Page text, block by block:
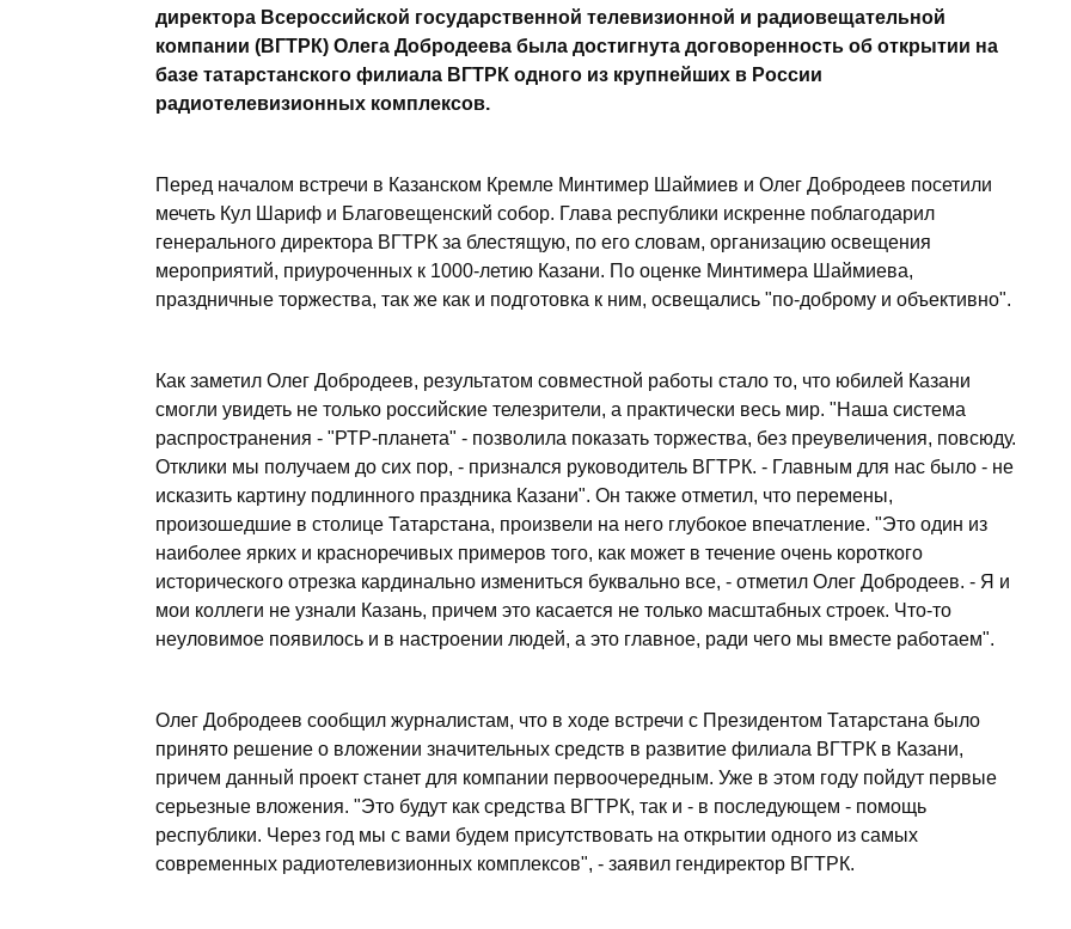
директора Всероссийской государственной телевизионной и радиовещательной
компании (ВГТРК) Олега Добродеева была достигнута договоренность об открытии на
базе татарстанского филиала ВГТРК одного из крупнейших в России
радиотелевизионных комплексов.
Перед началом встречи в Казанском Кремле Минтимер Шаймиев и Олег Добродеев посетили
мечеть Кул Шариф и Благовещенский собор. Глава республики искренне поблагодарил
генерального директора ВГТРК за блестящую, по его словам, организацию освещения
мероприятий, приуроченных к 1000-летию Казани. По оценке Минтимера Шаймиева,
праздничные торжества, так же как и подготовка к ним, освещались "по-доброму и объективно".
Как заметил Олег Добродеев, результатом совместной работы стало то, что юбилей Казани
смогли увидеть не только российские телезрители, а практически весь мир. "Наша система
распространения - "РТР-планета" - позволила показать торжества, без преувеличения, повсюду.
Отклики мы получаем до сих пор, - признался руководитель ВГТРК. - Главным для нас было - не
исказить картину подлинного праздника Казани". Он также отметил, что перемены,
произошедшие в столице Татарстана, произвели на него глубокое впечатление. "Это один из
наиболее ярких и красноречивых примеров того, как может в течение очень короткого
исторического отрезка кардинально измениться буквально все, - отметил Олег Добродеев. - Я и
мои коллеги не узнали Казань, причем это касается не только масштабных строек. Что-то
неуловимое появилось и в настроении людей, а это главное, ради чего мы вместе работаем".
Олег Добродеев сообщил журналистам, что в ходе встречи с Президентом Татарстана было
принято решение о вложении значительных средств в развитие филиала ВГТРК в Казани,
причем данный проект станет для компании первоочередным. Уже в этом году пойдут первые
серьезные вложения. "Это будут как средства ВГТРК, так и - в последующем - помощь
республики. Через год мы с вами будем присутствовать на открытии одного из самых
современных радиотелевизионных комплексов", - заявил гендиректор ВГТРК.